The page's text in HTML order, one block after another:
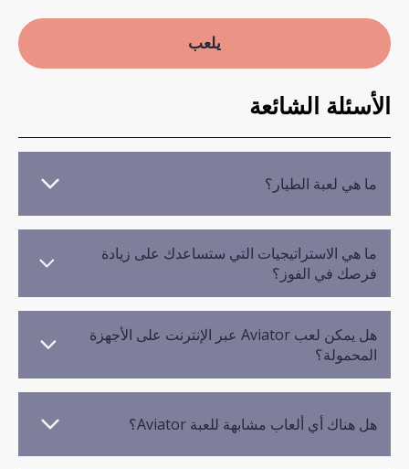
يلعب
الأسئلة الشائعة
ما هي لعبة الطيار؟
ما هي الاستراتيجيات التي ستساعدك على زيادة
فرصك في الفوز؟
هل يمكن لعب Aviator عبر الإنترنت على الأجهزة
المحمولة؟
هل هناك أي ألعاب مشابهة للعبة Aviator؟